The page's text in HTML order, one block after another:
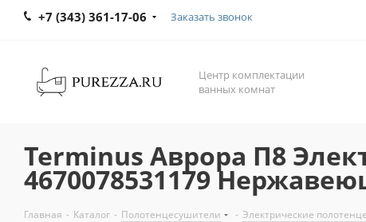
+7 (343) 361-17-06 Заказать звонок
Центр комплектации
ванных комнат
Terminus Аврора П8
4670078531179
Главная - Каталог - Полотенцесушители - Электрические